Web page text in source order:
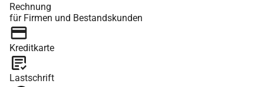
Rechnung
für Firmen und Bestandskunden
Kreditkarte
Lastschrift